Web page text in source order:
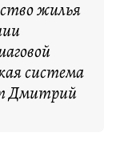
жилья
система
Дмитрий